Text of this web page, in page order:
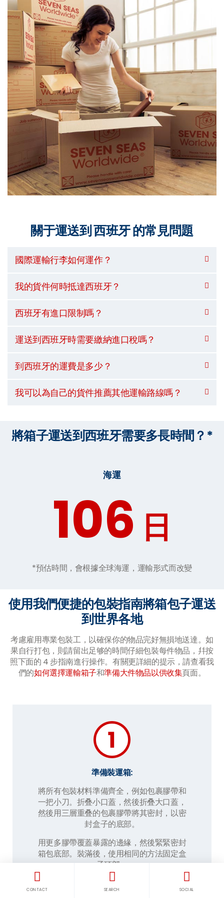
關于運送到 西班牙 的常見問題
國際運輸行李如何運作？
我的貨件何時抵達西班牙？
西班牙有進口限制嗎？
運送到西班牙時需要繳納進口稅嗎？
到西班牙的運費是多少？
我可以為自己的貨件推薦其他運輸路線嗎？
將箱子運送到西班牙需要多長時間？*
海運
106 日
*預估時間，會根據全球海運，運輸形式而改變
使用我們便捷的包裝指南將箱包子運送
到世界各地
考慮雇用專業包裝工，以確保你的物品完好無損地送達。如
果自行打包，則請留出足够的時間仔細包裝每件物品，幷按
照下面的 4 步指南進行操作。有關更詳細的提示，請查看我
們的如何選擇運輸箱子和準備大件物品以供收集頁面。
準備裝運箱:
將所有包裝材料準備齊全，例如包裹膠帶和
一把小刀。折叠小口蓋，然後折叠大口蓋，
然後用三層重叠的包裹膠帶將其密封，以密
封盒子的底部。
用更多膠帶覆蓋暴露的邊緣，然後緊緊密封
箱包底部。裝滿後，使用相同的方法固定盒
子頂部。
CONTACT SEARCH SOCIAL